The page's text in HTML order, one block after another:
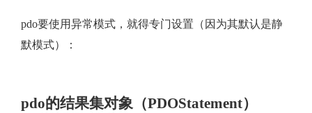
pdo要使用异常模式，就得专门设置（因为其默认是静
默模式）：
pdo的结果集对象（PDOStatement）